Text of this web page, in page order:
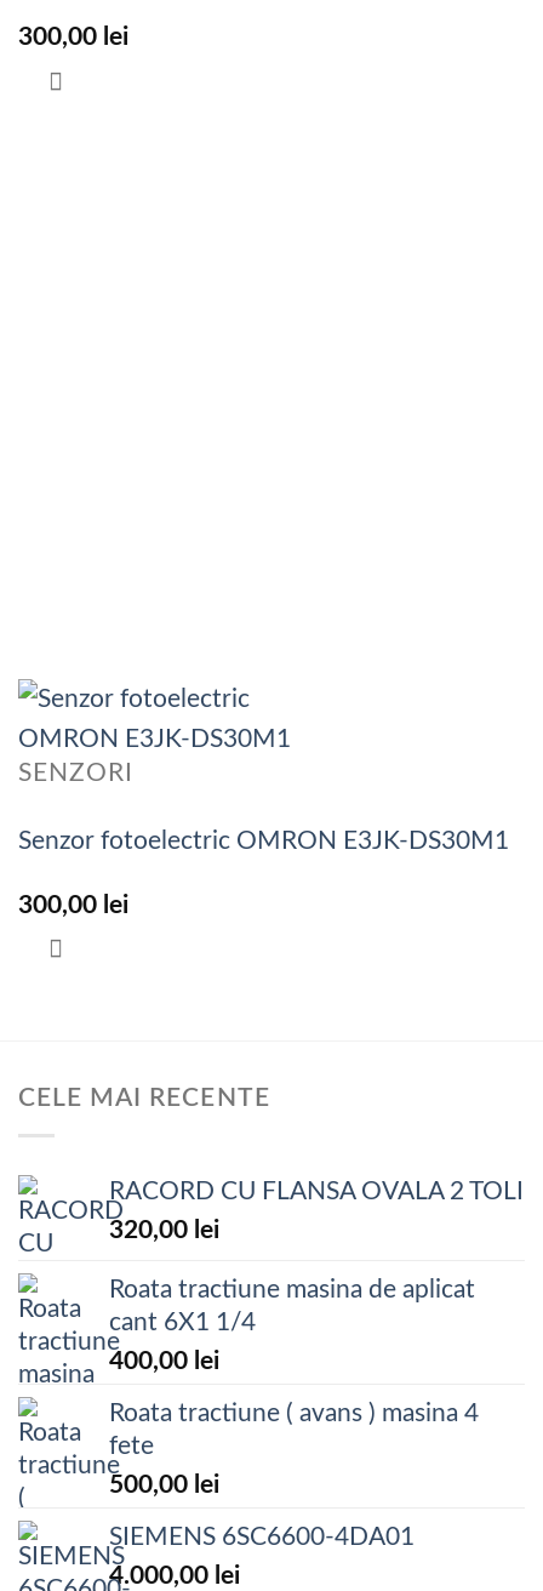
300,00 lei
SENZORI
Senzor fotoelectric OMRON E3JK-DS30M1
300,00 lei
CELE MAI RECENTE
RACORD CU FLANSA OVALA 2 TOLI
320,00 lei
Roata tractiune masina de aplicat
cant 6X1 1/4
400,00 lei
Roata tractiune ( avans ) masina 4
fete
500,00 lei
SIEMENS 6SC6600-4DA01
4.000,00 lei